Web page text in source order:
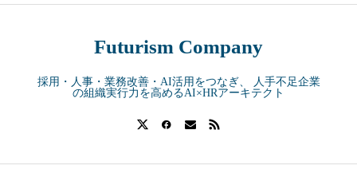
Futurism Company
採用・人事・業務改善・AI活用をつなぎ、 人手不足企業
の組織実行力を高めるAI×HRアーキテクト